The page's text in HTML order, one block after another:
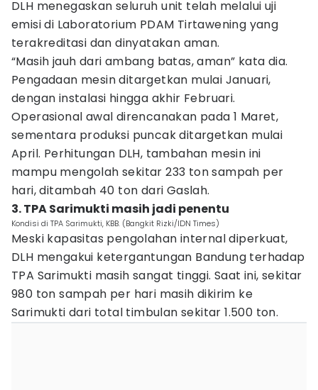
DLH menegaskan seluruh unit telah melalui uji
emisi di Laboratorium PDAM Tirtawening yang
terakreditasi dan dinyatakan aman.
“Masih jauh dari ambang batas, aman” kata dia.
Pengadaan mesin ditargetkan mulai Januari,
dengan instalasi hingga akhir Februari.
Operasional awal direncanakan pada 1 Maret,
sementara produksi puncak ditargetkan mulai
April. Perhitungan DLH, tambahan mesin ini
mampu mengolah sekitar 233 ton sampah per
hari, ditambah 40 ton dari Gaslah.
3. TPA Sarimukti masih jadi penentu
Kondisi di TPA Sarimukti, KBB. (Bangkit Rizki/IDN Times)
Meski kapasitas pengolahan internal diperkuat,
DLH mengakui ketergantungan Bandung terhadap
TPA Sarimukti masih sangat tinggi. Saat ini, sekitar
980 ton sampah per hari masih dikirim ke
Sarimukti dari total timbulan sekitar 1.500 ton.